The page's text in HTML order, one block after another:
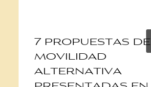
7 propuestas de
movilidad
alternativa